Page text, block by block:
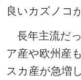
良いカズノコ
長年主流だ
ア産や欧州産
スカ産が急増